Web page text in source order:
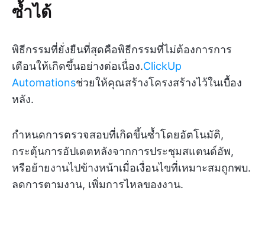
ซ้ำได้
พิธีกรรมที่ยั่งยืนที่สุดคือพิธีกรรมที่ไม่ต้องการการ
เตือนให้เกิดขึ้นอย่างต่อเนื่อง.ClickUp
Automationsช่วยให้คุณสร้างโครงสร้างไว้ในเบื้อง
หลัง.
กำหนดการตรวจสอบที่เกิดขึ้นซ้ำโดยอัตโนมัติ,
กระตุ้นการอัปเดตหลังจากการประชุมสแตนด์อัพ,
หรือย้ายงานไปข้างหน้าเมื่อเงื่อนไขที่เหมาะสมถูกพบ.
ลดการตามงาน, เพิ่มการไหลของงาน.